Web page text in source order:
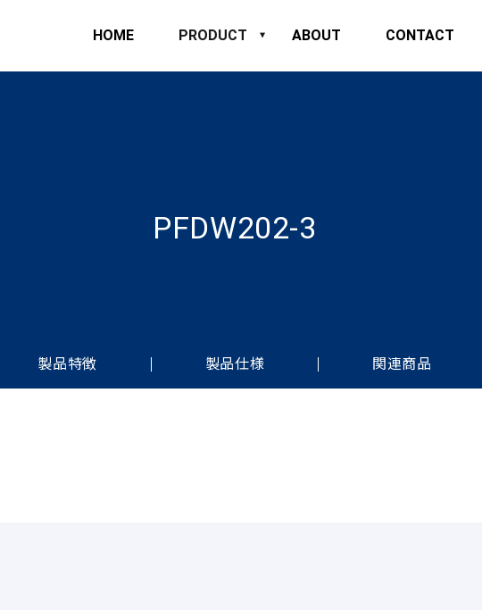
HOME PRODUCT ABOUT CONTACT
PFDW202-3
製品特徴 製品仕様 関連商品